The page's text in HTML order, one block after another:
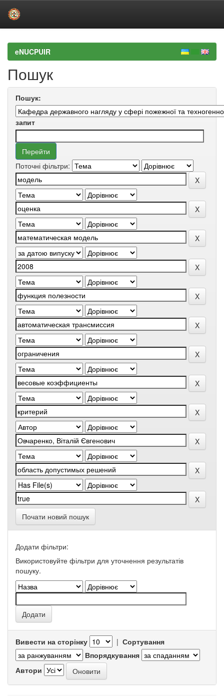
navigationeNUCPUIR
Пошук
Пошук:
запит
Поточні фільтри:
Почати новий пошук
Додати фільтри:
Використовуйте фільтри для уточнення результатів
пошуку.
Вивести на сторінку | Сортування
Впорядкування
Автори